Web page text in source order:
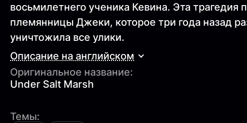
восьмилетнего ученика Кевина. Эта
племянницы Джеки, которое три года назад
уничтожила все улики.
Описание на английском
Оригинальное название:
Under Salt Marsh
Темы: